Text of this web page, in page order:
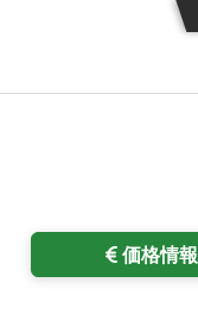
価格情報